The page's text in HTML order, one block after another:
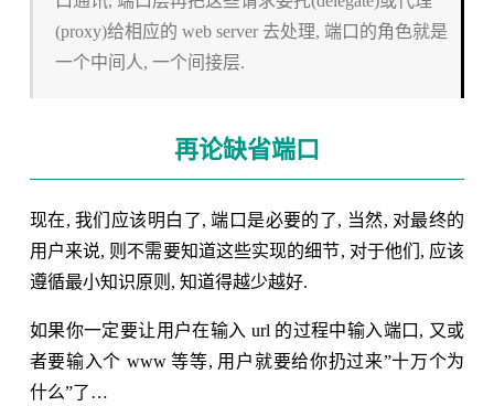
(proxy)给相应的 web server 去处理, 端口的角色就是
一个中间人, 一个间接层.
再论缺省端口
现在, 我们应该明白了, 端口是必要的了, 当然, 对最终的
用户来说, 则不需要知道这些实现的细节, 对于他们, 应该
遵循最小知识原则, 知道得越少越好.
如果你一定要让用户在输入 url 的过程中输入端口, 又或
者要输入个 www 等等, 用户就要给你扔过来”十万个为
什么”了…